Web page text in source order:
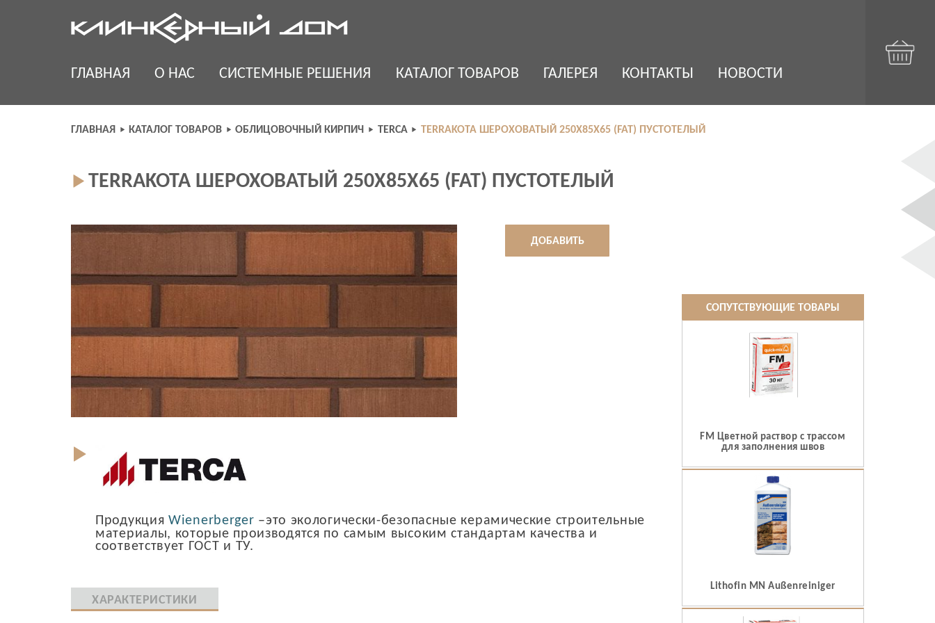
ГЛАВНАЯ О НАС СИСТЕМНЫЕ РЕШЕНИЯ КАТАЛОГ ТОВАРОВ ГАЛЕРЕЯ КОНТАКТЫ НОВОСТИ
ГЛАВНАЯ КАТАЛОГ ТОВАРОВ ОБЛИЦОВОЧНЫЙ КИРПИЧ TERCA TERRAKOTA ШЕРОХОВАТЫЙ 250X85X65 (FAT) ПУСТОТЕЛЫЙ
TERRAKOTA ШЕРОХОВАТЫЙ 250X85X65 (FAT) ПУСТОТЕЛЫЙ
ДОБАВИТЬ
Продукция Wienerberger –это экологически-безопасные керамические строительные
материалы, которые производятся по самым высоким стандартам качества и
соответствует ГОСТ и ТУ.
ХАРАКТЕРИСТИКИ
СОПУТСТВУЮЩИЕ ТОВАРЫ
FM Цветной раствор с трассом
для заполнения швов
Lithofin MN Außenreiniger